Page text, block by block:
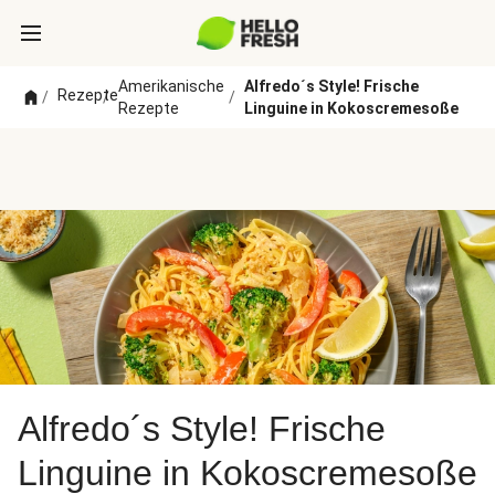
/ Rezepte
/
Amerikanische
Rezepte
/
Alfredo´s Style! Frische
Linguine in Kokoscremesoße
Alfredo´s Style! Frische
Linguine in Kokoscremesoße